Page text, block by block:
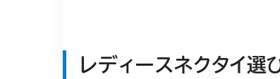
レディースネクタイ選